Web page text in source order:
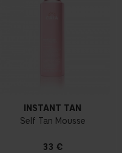
INSTANT TAN
Self Tan Mousse
33 €